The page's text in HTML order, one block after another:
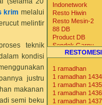
krim melalui
melintir
teknik
kondisi
justru
makanan
semi beku
Yoghurt
Distributor Agen
Ice Bag Box
Kotak Styrofoam
Suhu Dingin
Indonetwork
Resto Hiwin
Resto Mesin-2
88 DB
Product DB
Sendok Garpu
Tabloid Nova
Blog Catalog
US Trade
Komunitas Bisnis
1 ramadhan
1 ramadhan
1 ramadhan
1 ramadhan
1 ramadhan